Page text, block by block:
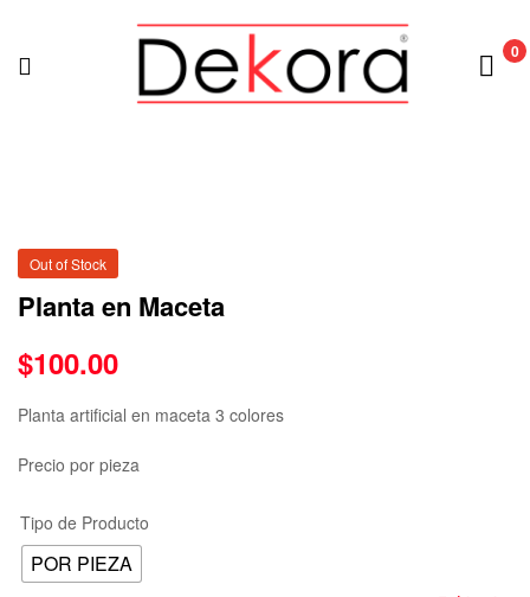
0
Out of Stock
Planta en Maceta
$100.00
Planta artificial en maceta 3 colores
Precio por pieza
Tipo de Producto
POR PIEZA